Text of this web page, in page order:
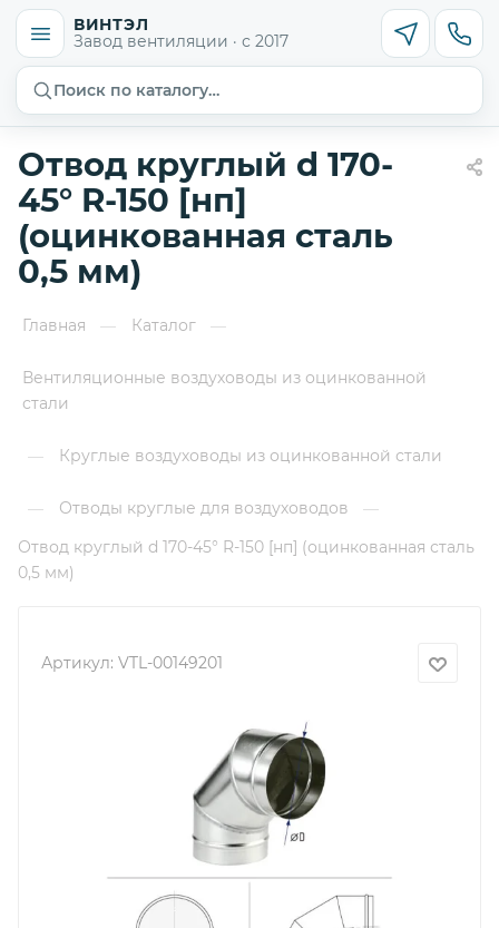
ВИНТЭЛ
Завод вентиляции · с 2017
Поиск по каталогу…
Отвод круглый d 170-
45° R-150 [нп]
(оцинкованная сталь
0,5 мм)
Главная — Каталог —
Вентиляционные воздуховоды из оцинкованной
стали
— Круглые воздуховоды из оцинкованной стали
— Отводы круглые для воздуховодов
—
Отвод круглый d 170-45° R-150 [нп] (оцинкованная сталь
0,5 мм)
Артикул: VTL-00149201